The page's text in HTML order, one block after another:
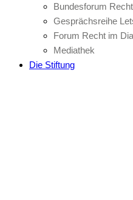
Bundesforum
Gesprächsreihe
Forum Recht im
Mediathek
Die Stiftung